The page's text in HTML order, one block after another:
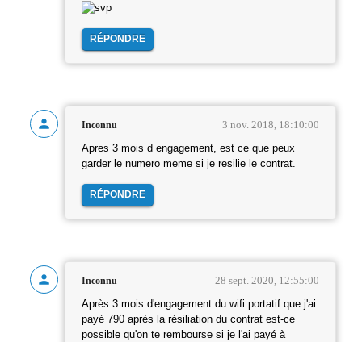
RÉPONDRE
Inconnu 3 nov. 2018, 18:10:00
Apres 3 mois d engagement, est ce que peux
garder le numero meme si je resilie le contrat.
RÉPONDRE
Inconnu 28 sept. 2020, 12:55:00
Après 3 mois d'engagement du wifi portatif que j'ai
payé 790 après la résiliation du contrat est-ce
possible qu'on te rembourse si je l'ai payé à